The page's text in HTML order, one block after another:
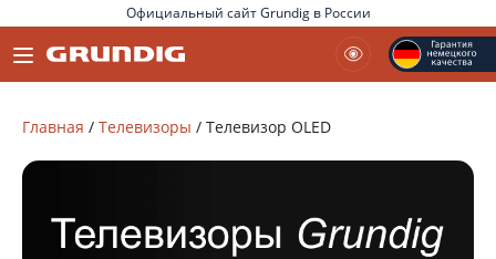
Официальный сайт Grundig в России
Главная / Телевизоры / Телевизор OLED